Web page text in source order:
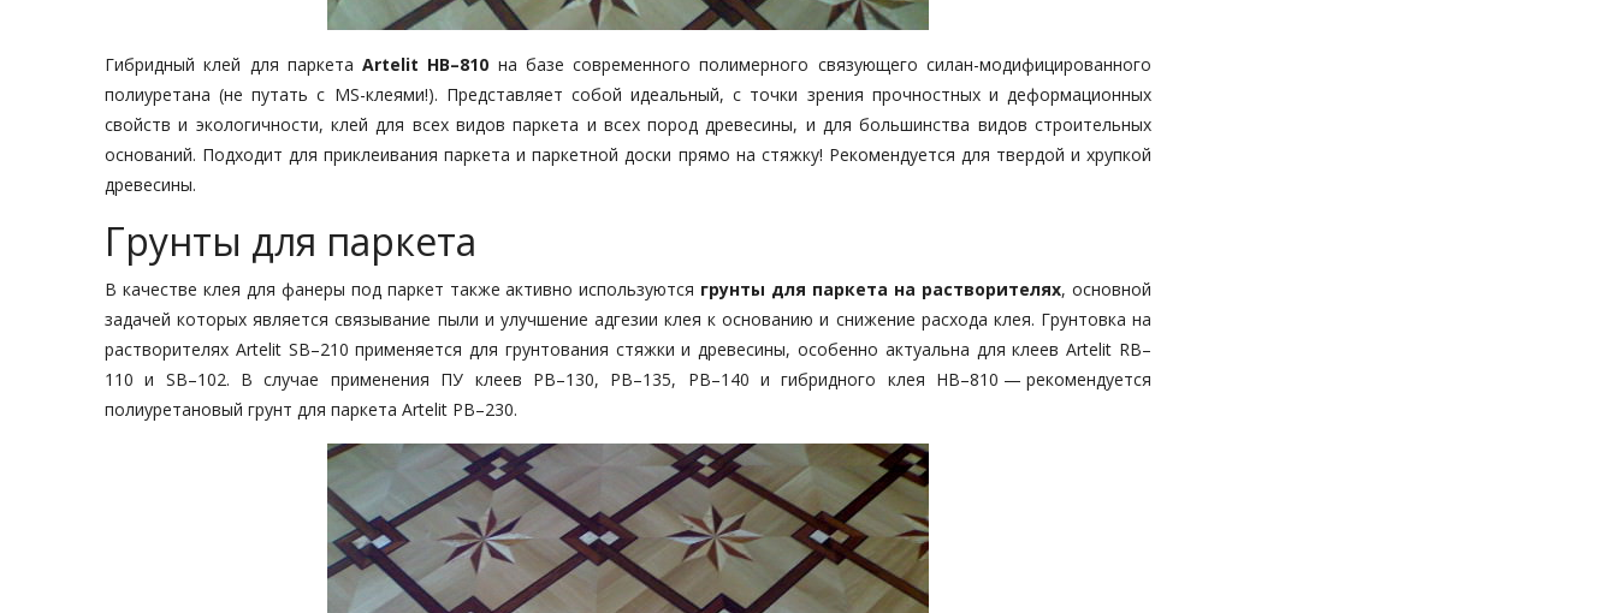
Гибридный клей для паркетаArtelit HB–810 на базе современного полимерного связующего силан-модифицированного
полиуретана (не путать с MS-клеями!). Представляет собой идеальный, с точки зрения прочностных и деформационных
свойств и экологичности, клей для всех видов паркета и всех пород древесины, и для большинства видов строительных
оснований. Подходит для приклеивания паркета и паркетной доски прямо на стяжку! Рекомендуется для твердой и хрупкой
древесины.
Грунты для паркета
В качестве клея для фанеры под паркет также активно используются грунты для паркета на растворителях, основной
задачей которых является связывание пыли и улучшение адгезии клея к основанию и снижение расхода клея. Грунтовка на
растворителях Artelit SB–210 применяется для грунтования стяжки и древесины, особенно актуальна для клеев Artelit RB–
110 и SB–102. В случае применения ПУ клеев РВ–130, РВ–135, РВ–140 и гибридного клея HB–810 — рекомендуется
полиуретановый грунт для паркета Artelit PB–230.